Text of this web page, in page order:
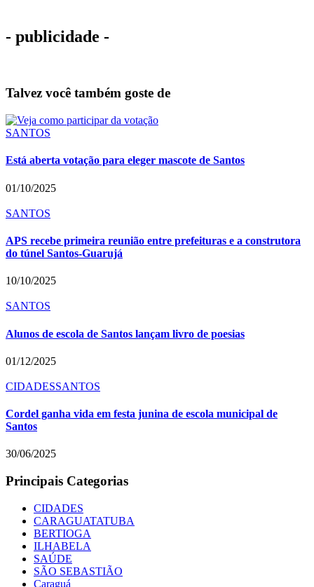
- publicidade -
Talvez você também goste de
SANTOS
Está aberta votação para eleger mascote de Santos
01/10/2025
SANTOS
APS recebe primeira reunião entre prefeituras e a construtora
do túnel Santos-Guarujá
10/10/2025
SANTOS
Alunos de escola de Santos lançam livro de poesias
01/12/2025
CIDADESSANTOS
Cordel ganha vida em festa junina de escola municipal de
Santos
30/06/2025
Principais Categorias
CIDADES
CARAGUATATUBA
BERTIOGA
ILHABELA
SAÚDE
SÃO SEBASTIÃO
Caraguá